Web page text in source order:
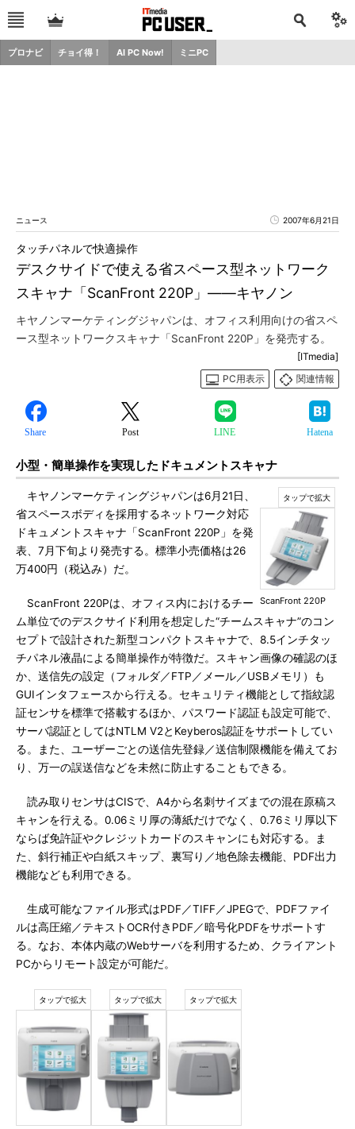
プロナビ チョイ得！ AI PC Now! ミニPC
ニュース 2007年6月21日
デスクサイドで使える省スペース型ネットワーク
スキャナ「ScanFront 220P」――キヤノン
タッチパネルで快適操作
キヤノンマーケティングジャパンは、オフィス利用向けの省スペ
ース型ネットワークスキャナ「ScanFront 220P」を発売する。
[ITmedia]
PC用表示
関連情報
Share Post LINE Hatena
小型・簡単操作を実現したドキュメントスキャナ
ScanFront 220P
キヤノンマーケティングジャパンは6月21日、
省スペースボディを採用するネットワーク対応
ドキュメントスキャナ「ScanFront 220P」を発
表、7月下旬より発売する。標準小売価格は26
万400円（税込み）だ。
ScanFront 220Pは、オフィス内におけるチー
ム単位でのデスクサイド利用を想定した“チームスキャナ”のコン
セプトで設計された新型コンパクトスキャナで、8.5インチタッ
チパネル液晶による簡単操作が特徴だ。スキャン画像の確認のほ
か、送信先の設定（フォルダ／FTP／メール／USBメモリ）も
GUIインタフェースから行える。セキュリティ機能として指紋認
証センサを標準で搭載するほか、パスワード認証も設定可能で、
サーバ認証としてはNTLM V2とKeyberos認証をサポートしてい
る。また、ユーザーごとの送信先登録／送信制限機能を備えてお
り、万一の誤送信などを未然に防止することもできる。
読み取りセンサはCISで、A4から名刺サイズまでの混在原稿ス
キャンを行える。0.06ミリ厚の薄紙だけでなく、0.76ミリ厚以下
ならば免許証やクレジットカードのスキャンにも対応する。ま
た、斜行補正や白紙スキップ、裏写り／地色除去機能、PDF出力
機能なども利用できる。
生成可能なファイル形式はPDF／TIFF／JPEGで、PDFファイ
ルは高圧縮／テキストOCR付きPDF／暗号化PDFをサポートす
る。なお、本体内蔵のWebサーバを利用するため、クライアント
PCからリモート設定が可能だ。